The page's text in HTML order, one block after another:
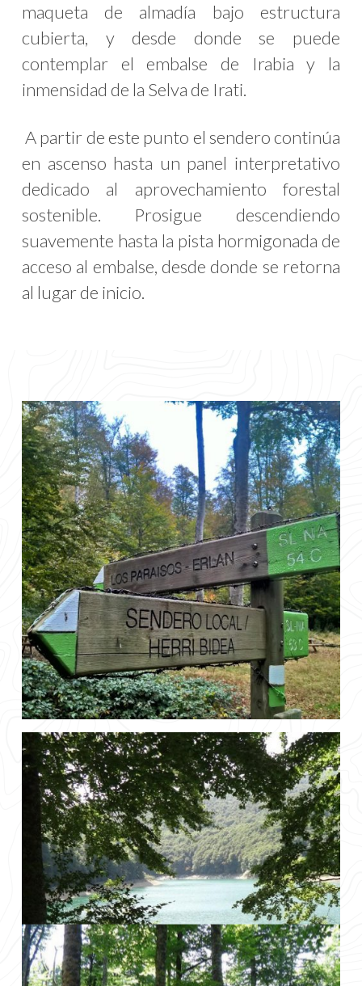
maqueta de almadía bajo estructura
cubierta, y desde donde se puede
contemplar el embalse de Irabia y la
inmensidad de la Selva de Irati.
A partir de este punto el sendero continúa
en ascenso hasta un panel interpretativo
dedicado al aprovechamiento forestal
sostenible. Prosigue descendiendo
suavemente hasta la pista hormigonada de
acceso al embalse, desde donde se retorna
al lugar de inicio.